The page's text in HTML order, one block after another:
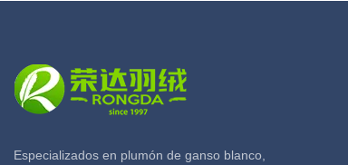
Especializados en plumón de ganso blanco,